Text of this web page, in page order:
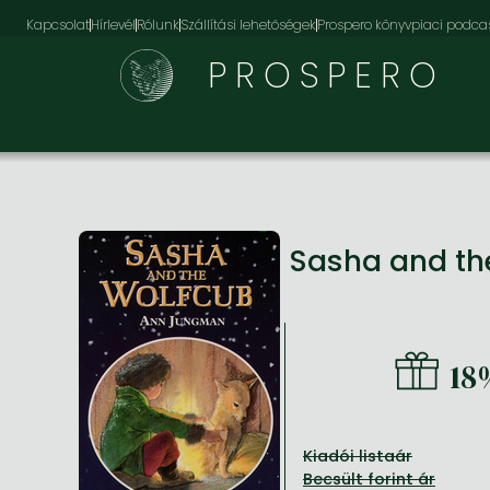
KapcsolatHírlevélRólunkSzállítási lehetőségekProspero könyvpiaci
PROSPERO
Sasha and
Kiadói listaár